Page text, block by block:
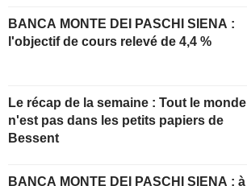
BANCA MONTE DEI PASCHI SIENA :
l'objectif de cours relevé de 4,4 %
Le récap de la semaine : Tout le monde
n'est pas dans les petits papiers de
Bessent
BANCA MONTE DEI PASCHI SIENA : à la